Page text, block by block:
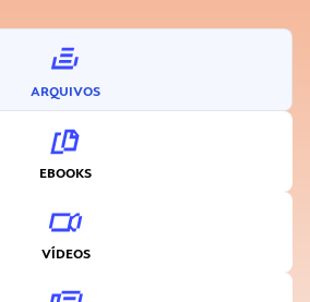
ARQUIVOS
EBOOKS
VÍDEOS